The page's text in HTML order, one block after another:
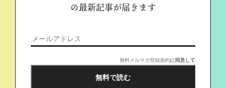
の最新記事が届きます
無料メルマガ登録規約に同意して